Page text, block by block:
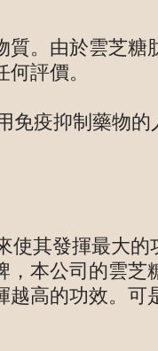
質。由於雲芝糖
評價。
免疫抑制藥物的
使其發揮最大的
，本公司的雲芝
高的功效。可